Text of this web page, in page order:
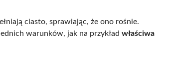
ciasto, sprawiając, że ono rośnie.
warunków, jak na przykład właściwa